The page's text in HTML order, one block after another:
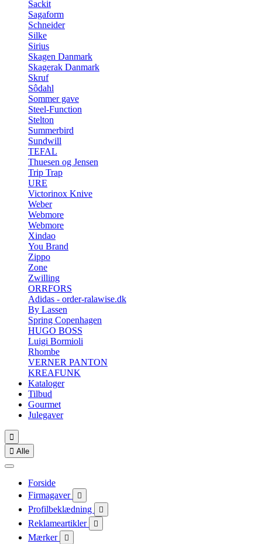
Sackit
Sagaform
Schneider
Silke
Sirius
Skagen Danmark
Skagerak Danmark
Skruf
Sôdahl
Sommer gave
Steel-Function
Stelton
Summerbird
Sundwill
TEFAL
Thuesen og Jensen
Trip Trap
URE
Victorinox Knive
Weber
Webmore
Webmore
Xindao
You Brand
Zippo
Zone
Zwilling
ORRFORS
Adidas - order-ralawise.dk
By Lassen
Spring Copenhagen
HUGO BOSS
Luigi Bormioli
Rhombe
VERNER PANTON
KREAFUNK
Kataloger
Tilbud
Gourmet
Julegaver

 Alle
Forside
Firmagaver

Profilbeklædning 
Reklameartikler 
Mærker 